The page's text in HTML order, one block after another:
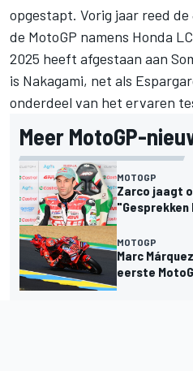
opgestapt. Vorig jaar reed
de MotoGP namens Honda
2025 heeft afgestaan aan
is Nakagami, net als
onderdeel van het ervaren
Meer MotoGP-
MOTOGP
Zarco jaagt
MOTOGP
Marc
eerste